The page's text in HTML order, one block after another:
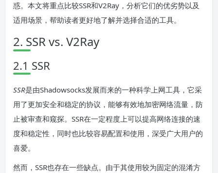
惑。本文将重点比较SSR和V2Ray，分析它们的优劣势以及
适用场景，帮助读者更好地了解并选择合适的工具。
2. SSR vs. V2Ray
2.1 SSR
SSR是由Shadowsocks发展而来的一种科学上网工具，它采
用了更加安全和稳定的协议，能够有效地加密网络流量，防
止被审查和窥探。SSR在一定程度上可以提高网络连接的速
度和稳定性，同时也比较容易配置和使用，深受广大用户的
喜爱。
然而，SSR也存在一些缺点。由于其使用较为固定的混淆方